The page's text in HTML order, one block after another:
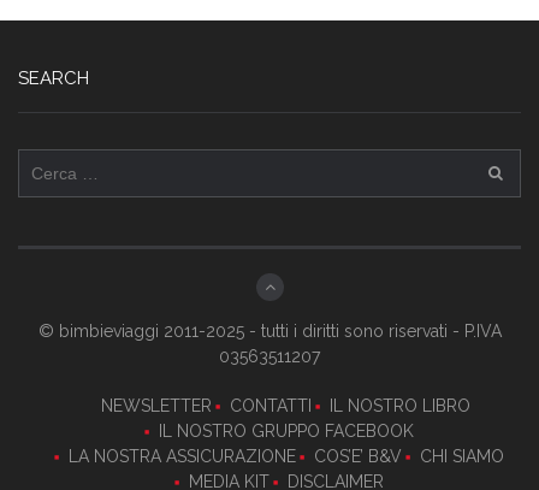
SEARCH
per:
© bimbieviaggi 2011-2025 - tutti i diritti sono riservati - P.IVA
03563511207
NEWSLETTER CONTATTI
IL NOSTRO LIBRO
IL NOSTRO GRUPPO FACEBOOK
LA NOSTRA ASSICURAZIONE
COS’E’ B&V
CHI SIAMO
MEDIA KIT
DISCLAIMER